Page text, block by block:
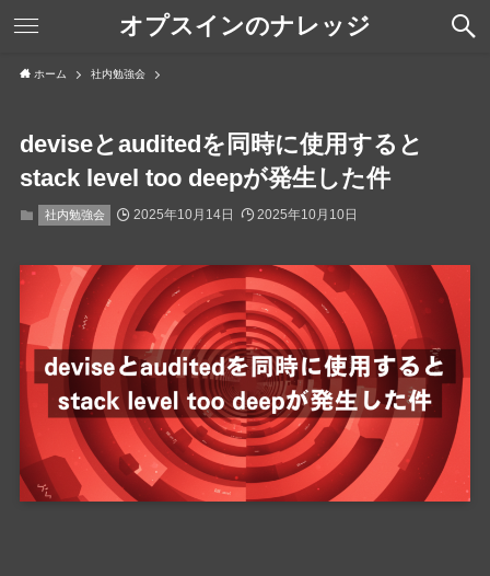
オプスインのナレッジ
ホーム 社内勉強会
deviseとauditedを同時に使用すると
stack level too deepが発生した件
社内勉強会 2025年10月14日 2025年10月10日